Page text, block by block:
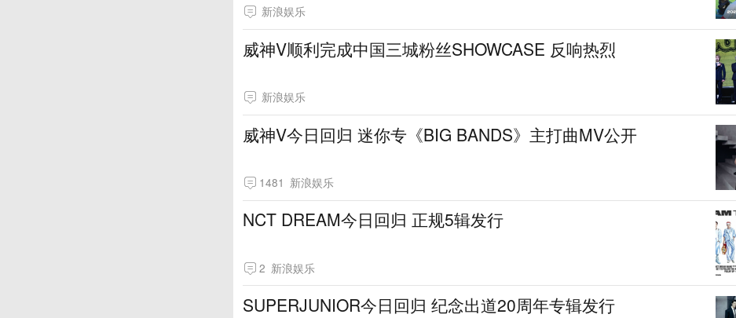
新浪娱乐
威神V顺利完成中国三城粉丝SHOWCASE 反响热烈
新浪娱乐
威神V今日回归 迷你专《BIG BANDS》主打曲MV公开
1481 新浪娱乐
NCT DREAM今日回归 正规5辑发行
2 新浪娱乐
SUPERJUNIOR今日回归 纪念出道20周年专辑发行